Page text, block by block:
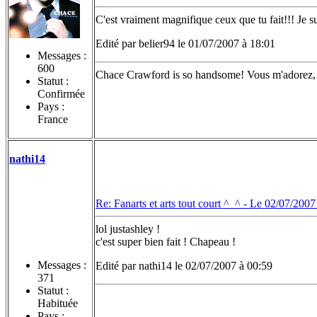
Messages :
600
Statut :
Confirmée
Pays :
France
C'est vraiment magnifique ceux que tu fait!!! Je
Edité par belier94 le 01/07/2007 à 18:01
Chace Crawford is so handsome! Vous
nathi14
Messages :
371
Statut :
Habituée
Re: Fanarts et arts tout court ^_^ - Le 02/07/
lol justashley !
c'est super bien fait ! Chapeau !
Edité par nathi14 le 02/07/2007 à 00:59